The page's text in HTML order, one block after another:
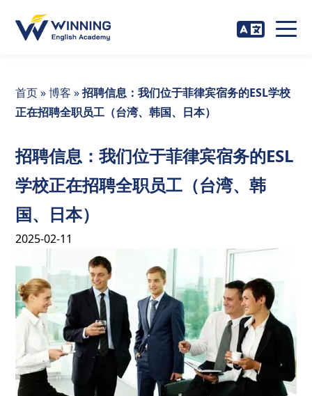
首页»博客 »招聘信息：我们位于菲律宾宿务的ESL学校
正在招聘全职员工（台湾、韩国、日本）
招聘信息：我们位于菲律宾宿务的ESL
学校正在招聘全职员工（台湾、韩
国、日本）
2025-02-11